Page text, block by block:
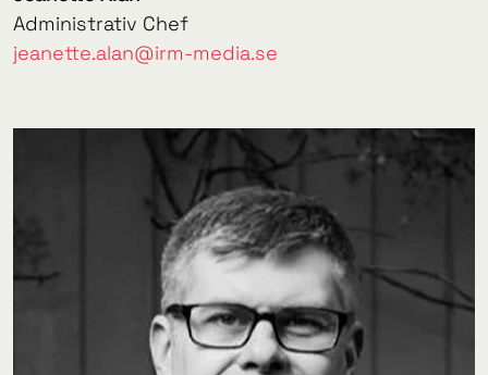
Administrativ Chef
jeanette.alan@irm-media.se